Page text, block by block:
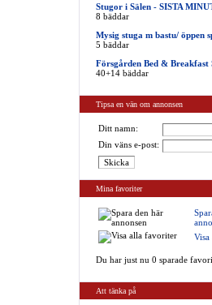
Stugor i Sälen - SISTA
8 bäddar
Mysig stuga m bastu/ öppen
5 bäddar
Försgården Bed & Breakfast
40+14 bäddar
Tipsa en vän om annonsen
Ditt namn:
Din väns e-post:
Mina favoriter
Du har just nu 0 sparade
Att tänka på